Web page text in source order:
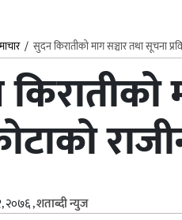
/ सुदन किरातीको माग सञ्चार तथा सूचना
२०७६,शताब्दी न्युज